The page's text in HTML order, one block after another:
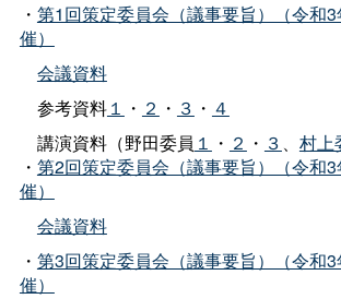
・ 第1回策定委員会（議事要旨）（令和
催）
会議資料
参考資料１ ・ ２ ・ ３ ・ ４
講演資料（野田委員 １ ・ ２ ・ ３ 、 村上
・ 第2回策定委員会（議事要旨）（令和
催）
会議資料
・ 第3回策定委員会（議事要旨）（令和
催）